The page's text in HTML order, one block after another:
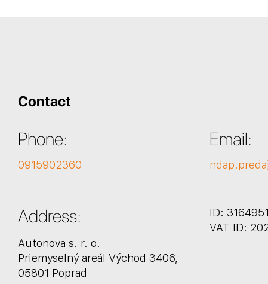
Contact
Phone:
0915902360
Email:
Address:
Autonova s. r. o.
Priemyselný areál Východ 3406,
05801 Poprad
ID:
VAT ID: